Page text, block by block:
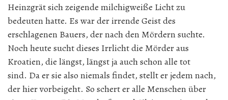
Heinzgrät sich zeigende milchigweiße Licht zu
bedeuten hatte. Es war der irrende Geist des
erschlagenen Bauers, der nach den Mördern suchte.
Noch heute sucht dieses Irrlicht die Mörder aus
Kroatien, die längst, längst ja auch schon alle tot
sind. Da er sie also niemals findet, stellt er jedem nach,
der hier vorbeigeht. So schert er alle Menschen über